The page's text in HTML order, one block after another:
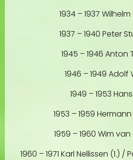
1934 – 1937
1937 – 1940 Peter
1945 – 1946 Anton
1946 – 1949 Adolf
1949 – 1953
1953 – 1959
1959 – 1960 Wim
1960 – 1971 Karl Nellissen (1.) /